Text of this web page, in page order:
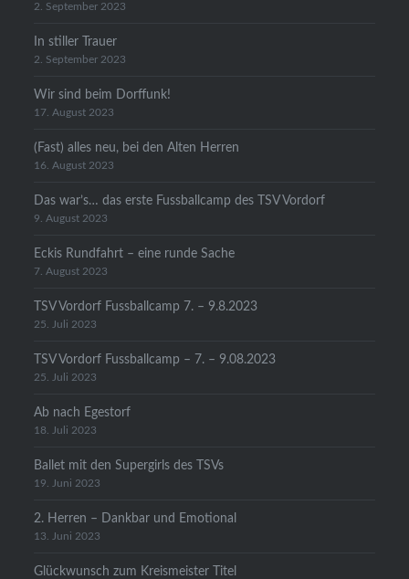
2. September 2023
In stiller Trauer
2. September 2023
Wir sind beim Dorffunk!
17. August 2023
(Fast) alles neu, bei den Alten Herren
16. August 2023
Das war’s… das erste Fussballcamp des TSV Vordorf
9. August 2023
Eckis Rundfahrt – eine runde Sache
7. August 2023
TSV Vordorf Fussballcamp 7. – 9.8.2023
25. Juli 2023
TSV Vordorf Fussballcamp – 7. – 9.08.2023
25. Juli 2023
Ab nach Egestorf
18. Juli 2023
Ballet mit den Supergirls des TSVs
19. Juni 2023
2. Herren – Dankbar und Emotional
13. Juni 2023
Glückwunsch zum Kreismeister Titel